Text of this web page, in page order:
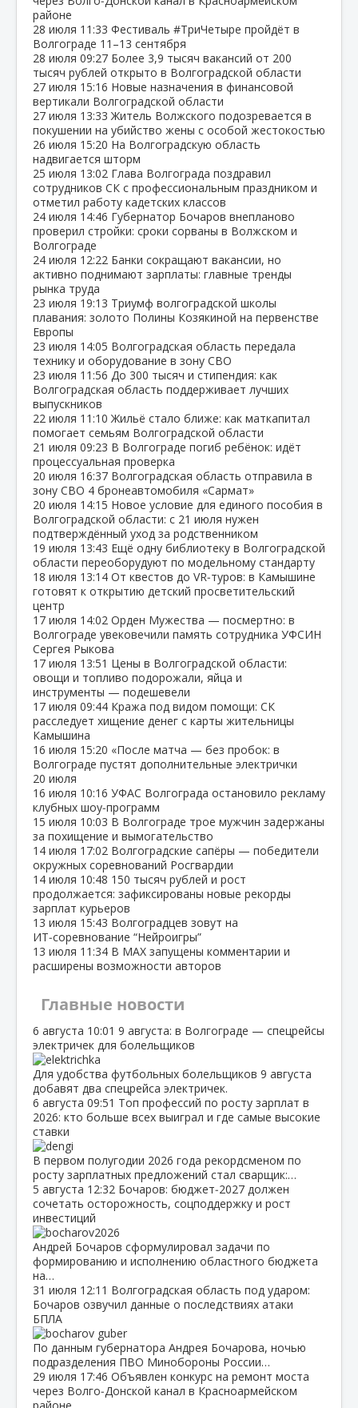
районе
28 июля 11:33 Фестиваль #ТриЧетыре пройдёт в
Волгограде 11–13 сентября
28 июля 09:27 Более 3,9 тысяч вакансий от 200
тысяч рублей открыто в Волгоградской области
27 июля 15:16 Новые назначения в финансовой
вертикали Волгоградской области
27 июля 13:33 Житель Волжского подозревается в
покушении на убийство жены с особой жестокостью
26 июля 15:20 На Волгоградскую область
надвигается шторм
25 июля 13:02 Глава Волгограда поздравил
сотрудников СК с профессиональным праздником и
отметил работу кадетских классов
24 июля 14:46 Губернатор Бочаров внепланово
проверил стройки: сроки сорваны в Волжском и
Волгограде
24 июля 12:22 Банки сокращают вакансии, но
активно поднимают зарплаты: главные тренды
рынка труда
23 июля 19:13 Триумф волгоградской школы
плавания: золото Полины Козякиной на первенстве
Европы
23 июля 14:05 Волгоградская область передала
технику и оборудование в зону СВО
23 июля 11:56 До 300 тысяч и стипендия: как
Волгоградская область поддерживает лучших
выпускников
22 июля 11:10 Жильё стало ближе: как маткапитал
помогает семьям Волгоградской области
21 июля 09:23 В Волгограде погиб ребёнок: идёт
процессуальная проверка
20 июля 16:37 Волгоградская область отправила в
зону СВО 4 бронеавтомобиля «Сармат»
20 июля 14:15 Новое условие для единого пособия в
Волгоградской области: с 21 июля нужен
подтверждённый уход за родственником
19 июля 13:43 Ещё одну библиотеку в Волгоградской
области переоборудуют по модельному стандарту
18 июля 13:14 От квестов до VR‑туров: в Камышине
готовят к открытию детский просветительский
центр
17 июля 14:02 Орден Мужества — посмертно: в
Волгограде увековечили память сотрудника УФСИН
Сергея Рыкова
17 июля 13:51 Цены в Волгоградской области:
овощи и топливо подорожали, яйца и
инструменты — подешевели
17 июля 09:44 Кража под видом помощи: СК
расследует хищение денег с карты жительницы
Камышина
16 июля 15:20 «После матча — без пробок: в
Волгограде пустят дополнительные электрички
20 июля
16 июля 10:16 УФАС Волгограда остановило рекламу
клубных шоу‑программ
15 июля 10:03 В Волгограде трое мужчин задержаны
за похищение и вымогательство
14 июля 17:02 Волгоградские сапёры — победители
окружных соревнований Росгвардии
14 июля 10:48 150 тысяч рублей и рост
продолжается: зафиксированы новые рекорды
зарплат курьеров
13 июля 15:43 Волгоградцев зовут на
ИТ‑соревнование “Нейроигры”
13 июля 11:34 В МАХ запущены комментарии и
расширены возможности авторов
Главные новости
6 августа 10:01 9 августа: в Волгограде — спецрейсы
электричек для болельщиков
Для удобства футбольных болельщиков 9 августа
добавят два спецрейса электричек.
6 августа 09:51 Топ профессий по росту зарплат в
2026: кто больше всех выиграл и где самые высокие
ставки
В первом полугодии 2026 года рекордсменом по
росту зарплатных предложений стал сварщик:…
5 августа 12:32 Бочаров: бюджет‑2027 должен
сочетать осторожность, соцподдержку и рост
инвестиций
Андрей Бочаров сформулировал задачи по
формированию и исполнению областного бюджета
на…
31 июля 12:11 Волгоградская область под ударом:
Бочаров озвучил данные о последствиях атаки
БПЛА
По данным губернатора Андрея Бочарова, ночью
подразделения ПВО Минобороны России…
29 июля 17:46 Объявлен конкурс на ремонт моста
через Волго‑Донской канал в Красноармейском